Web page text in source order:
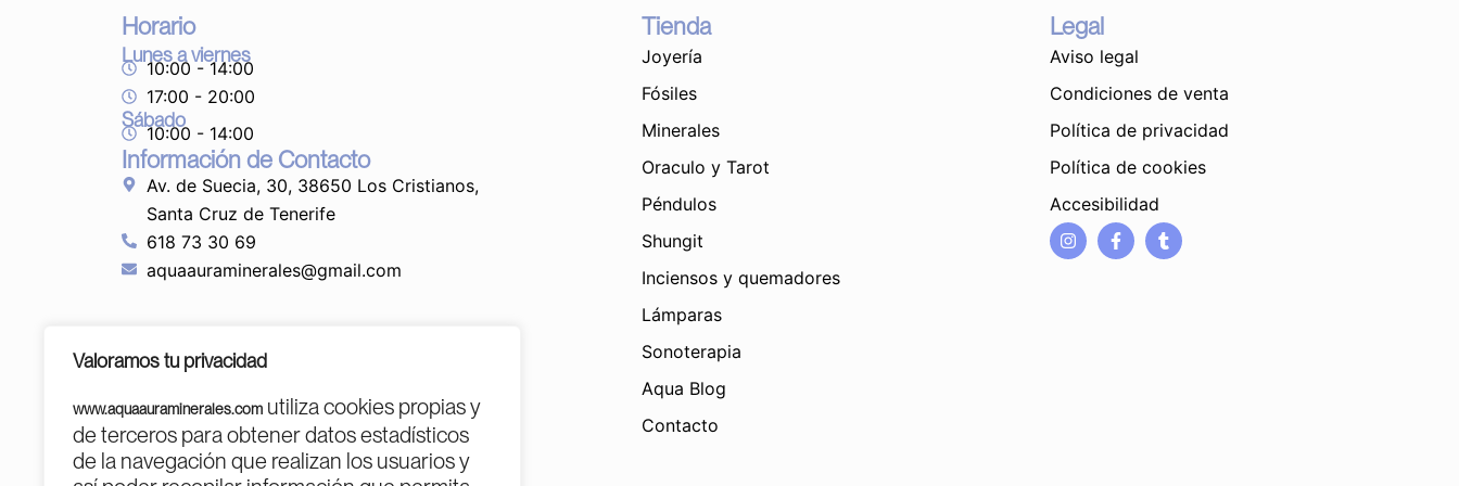
Valoramos tu privacidad
www.aquaauraminerales.com utiliza cookies propias y
de terceros para obtener datos estadísticos
de la navegación que realizan los usuarios y
Horario
Lunes a viernes
10:00 - 14:00
17:00 - 20:00
Sábado
10:00 - 14:00
Información de Contacto
Av. de Suecia, 30, 38650 Los Cristianos,
Santa Cruz de Tenerife
618 73 30 69
aquaauraminerales@gmail.com
Tienda
Joyería
Fósiles
Minerales
Oraculo y Tarot
Péndulos
Shungit
Inciensos y quemadores
Lámparas
Sonoterapia
Aqua Blog
Contacto
Legal
Aviso legal
Condiciones de venta
Política de privacidad
Política de cookies
Accesibilidad
I
n
F
a
T
u